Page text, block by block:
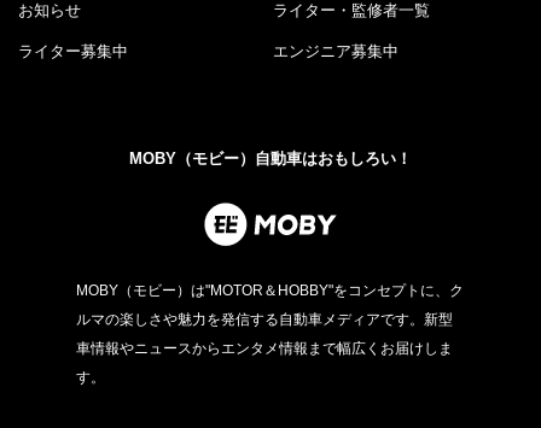
お知らせ ライター・監修者一覧
ライター募集中 エンジニア募集中
MOBY（モビー）自動車はおもしろい！
MOBY（モビー）は"MOTOR＆HOBBY"をコンセプトに、ク
ルマの楽しさや魅力を発信する自動車メディアです。新型
車情報やニュースからエンタメ情報まで幅広くお届けしま
す。